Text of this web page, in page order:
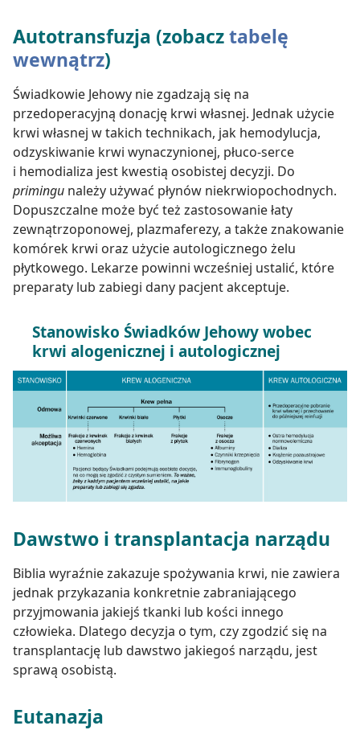
Autotransfuzja (zobacztabelę
wewnątrz)
Świadkowie Jehowy nie zgadzają się na
przedoperacyjną donację krwi własnej. Jednak użycie
krwi własnej w takich technikach, jak hemodylucja,
odzyskiwanie krwi wynaczynionej, płuco-serce
i hemodializa jest kwestią osobistej decyzji. Do
primingu należy używać płynów niekrwiopochodnych.
Dopuszczalne może być też zastosowanie łaty
zewnątrzoponowej, plazmaferezy, a także znakowanie
komórek krwi oraz użycie autologicznego żelu
płytkowego. Lekarze powinni wcześniej ustalić, które
preparaty lub zabiegi dany pacjent akceptuje.
Stanowisko Świadków Jehowy wobec
krwi alogenicznej i autologicznej
Dawstwo i transplantacja narządu
Biblia wyraźnie zakazuje spożywania krwi, nie zawiera
jednak przykazania konkretnie zabraniającego
przyjmowania jakiejś tkanki lub kości innego
człowieka. Dlatego decyzja o tym, czy zgodzić się na
transplantację lub dawstwo jakiegoś narządu, jest
sprawą osobistą.
Eutanazja